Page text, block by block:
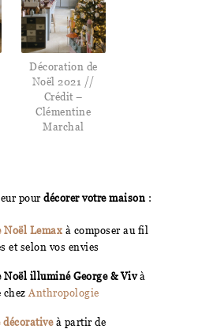
Décoration de
Noël 2021 //
Crédit –
Clémentine
Marchal
pourdécorer votre maison :
Noël Lemax à composer au fil
et selon vos envies
Noël illuminé George & Vivà
chez Anthropologie
décorativeà partir de